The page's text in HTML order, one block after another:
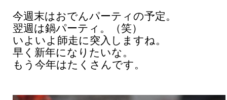
今週末はおでんパーティの予定。
翌週は鍋パーティ。（笑）
いよいよ師走に突入しますね。
早く新年になりたいな。
もう今年はたくさんです。